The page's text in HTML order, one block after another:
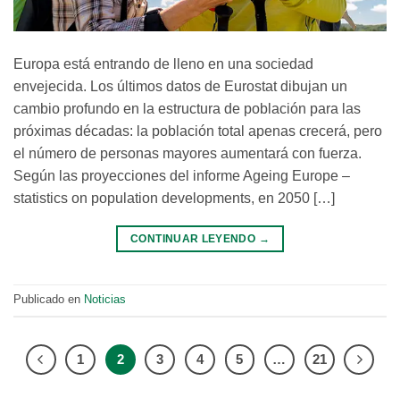
Europa está entrando de lleno en una sociedad
envejecida. Los últimos datos de Eurostat dibujan un
cambio profundo en la estructura de población para las
próximas décadas: la población total apenas crecerá, pero
el número de personas mayores aumentará con fuerza.
Según las proyecciones del informe Ageing Europe –
statistics on population developments, en 2050 […]
CONTINUAR LEYENDO →
Publicado en Noticias
1 2 3 4 5 … 21